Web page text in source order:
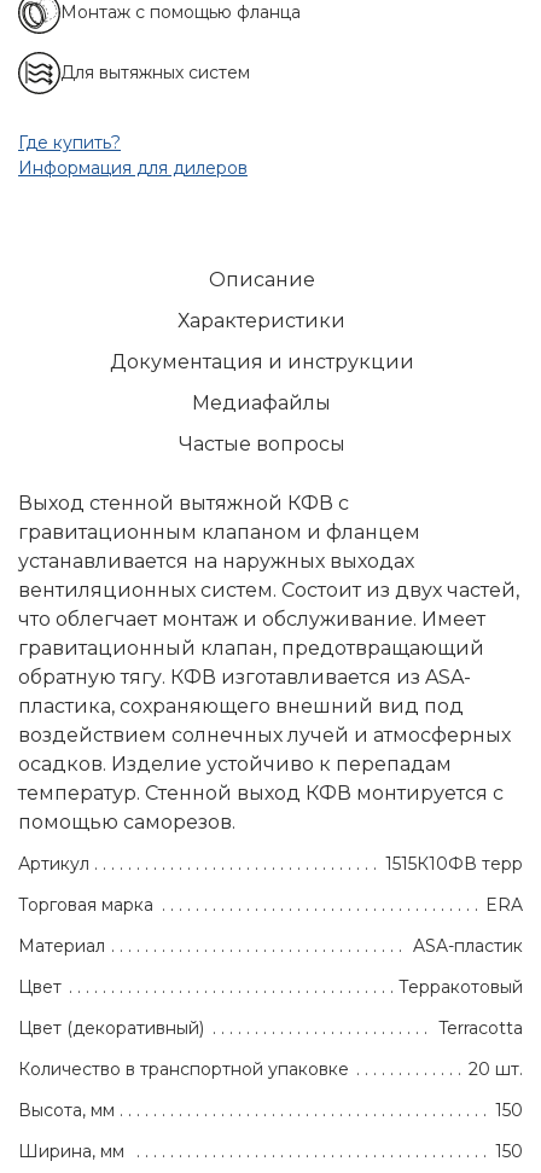
Монтаж с помощью фланца
Для вытяжных систем
Где купить?
Информация для дилеров
Описание
Характеристики
Документация и инструкции
Медиафайлы
Частые вопросы
Выход стенной вытяжной КФВ с
гравитационным клапаном и фланцем
устанавливается на наружных выходах
вентиляционных систем. Состоит из двух частей,
что облегчает монтаж и обслуживание. Имеет
гравитационный клапан, предотвращающий
обратную тягу. КФВ изготавливается из ASA-
пластика, сохраняющего внешний вид под
воздействием солнечных лучей и атмосферных
осадков. Изделие устойчиво к перепадам
температур. Стенной выход КФВ монтируется с
помощью саморезов.
Артикул
1515К10ФВ терр
Торговая марка
ERA
Материал
ASA-пластик
Цвет
Терракотовый
Цвет (декоративный)
Terracotta
Количество в транспортной упаковке
20 шт.
Высота, мм
150
Ширина, мм
150